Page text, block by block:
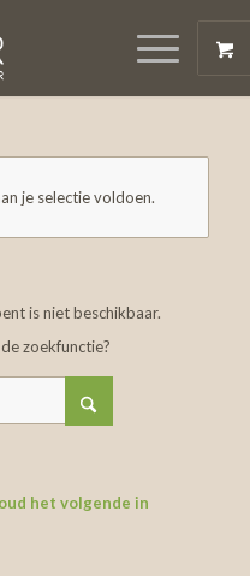
je selectie voldoen.
is niet beschikbaar.
zoekfunctie?
het volgende in